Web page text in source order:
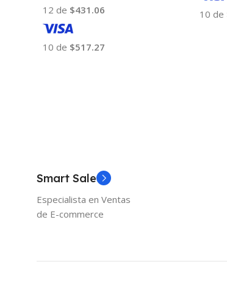
12 de $431.06
10 de $517.27
10 de
Smart Sale
Especialista en Ventas
de E-commerce